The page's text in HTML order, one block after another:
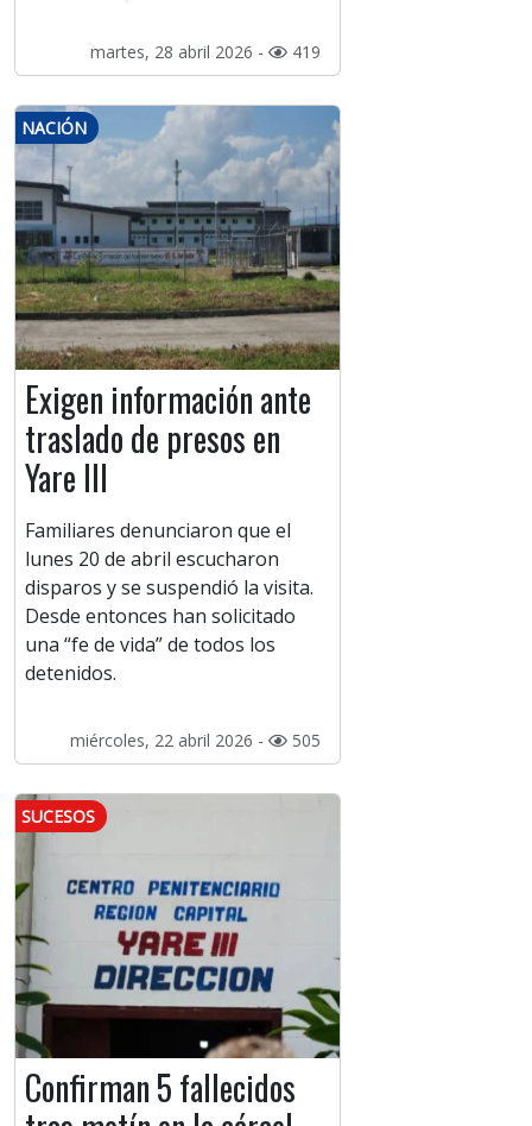
martes, 28 abril 2026 - 419
NACIÓN
Exigen información ante
traslado de presos en
Yare III
Familiares denunciaron que el
lunes 20 de abril escucharon
disparos y se suspendió la visita.
Desde entonces han solicitado
una “fe de vida” de todos los
detenidos.
miércoles, 22 abril 2026 - 505
SUCESOS
Confirman 5 fallecidos